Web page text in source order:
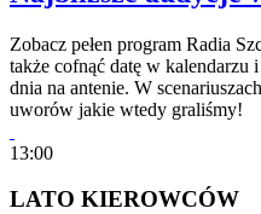
Zobacz pełen program Radia
także cofnąć datę w kalendarzu
dnia na antenie. W
uworów jakie wtedy graliśmy!
13:00
LATO KIEROWCÓW